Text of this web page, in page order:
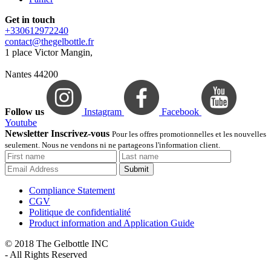
Get in touch
+330612972240
contact@thegelbottle.fr
1 place Victor Mangin,
Nantes 44200
Follow us Instagram
Facebook
Youtube
Newsletter Inscrivez-vous Pour les offres promotionnelles et les nouvelles
seulement. Nous ne vendons ni ne partageons l'information client.
Submit
Compliance Statement
CGV
Politique de confidentialité
Product information and Application Guide
© 2018 The Gelbottle INC
- All Rights Reserved